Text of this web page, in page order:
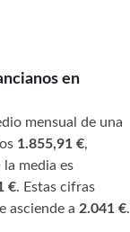
en
mensual de una
1.855,91 €,
media es
€. Estas cifras
asciende a 2.041 €.